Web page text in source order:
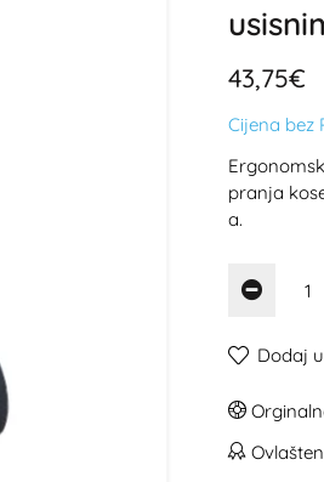
43,75€
Cijena bez
pranja
a.
Dodaj